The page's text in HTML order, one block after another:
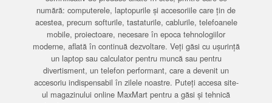
numără: computerele, laptopurile și accesoriile care țin de
acestea, precum softurile, tastaturile, cablurile, telefoanele
mobile, proiectoare, necesare în epoca tehnologiilor
moderne, aflată în continuă dezvoltare. Veți găsi cu ușurință
un laptop sau calculator pentru muncă sau pentru
divertisment, un telefon performant, care a devenit un
accesoriu indispensabil în zilele noastre. Puteți accesa site-
ul magazinului online MaxMart pentru a găsi și tehnică